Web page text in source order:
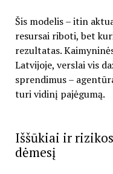
Šis modelis – itin
resursai riboti, bet
rezultatas.
Latvijoje, verslai vis
sprendimus –
turi vidinį pajėgumą.
Iššūkiai ir
dėmesį